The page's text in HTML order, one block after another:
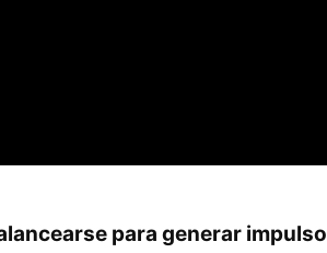
para generar impulso